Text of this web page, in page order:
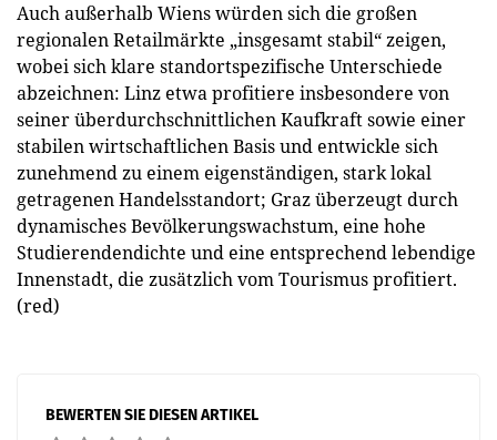
Auch außerhalb Wiens würden sich die großen
regionalen Retailmärkte „insgesamt stabil“ zeigen,
wobei sich klare standortspezifische Unterschiede
abzeichnen: Linz etwa profitiere insbesondere von
seiner überdurchschnittlichen Kaufkraft sowie einer
stabilen wirtschaftlichen Basis und entwickle sich
zunehmend zu einem eigenständigen, stark lokal
getragenen Handelsstandort; Graz überzeugt durch
dynamisches Bevölkerungswachstum, eine hohe
Studierendendichte und eine entsprechend lebendige
Innenstadt, die zusätzlich vom Tourismus profitiert.
(red)
BEWERTEN SIE DIESEN ARTIKEL